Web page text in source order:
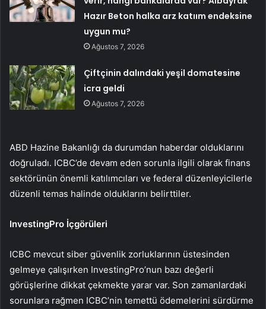
Hazır Beton halka arz katıım endeksine
uygun mu?
Ağustos 7, 2026
Çiftçinin dalındaki yeşil domatesine
icra geldi
Ağustos 7, 2026
ABD Hazine Bakanlığı da durumdan haberdar olduklarını
doğruladı. ICBC’de devam eden sorunla ilgili olarak finans
sektörünün önemli katılımcıları ve federal düzenleyicilerle
düzenli temas halinde olduklarını belirttiler.
InvestingPro İçgörüleri
ICBC mevcut siber güvenlik zorluklarının üstesinden
gelmeye çalışırken InvestingPro’nun bazı değerli
görüşlerine dikkat çekmekte yarar var. Son zamanlardaki
sorunlara rağmen ICBC’nin temettü ödemelerini sürdürme